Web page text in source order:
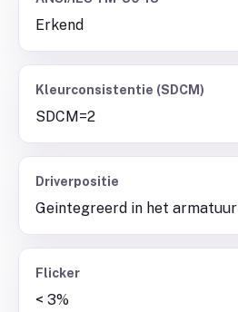
Erkend
Kleurconsistentie (SDCM)
SDCM=2
Driverpositie
Geintegreerd in het armatuur
Flicker
< 3%